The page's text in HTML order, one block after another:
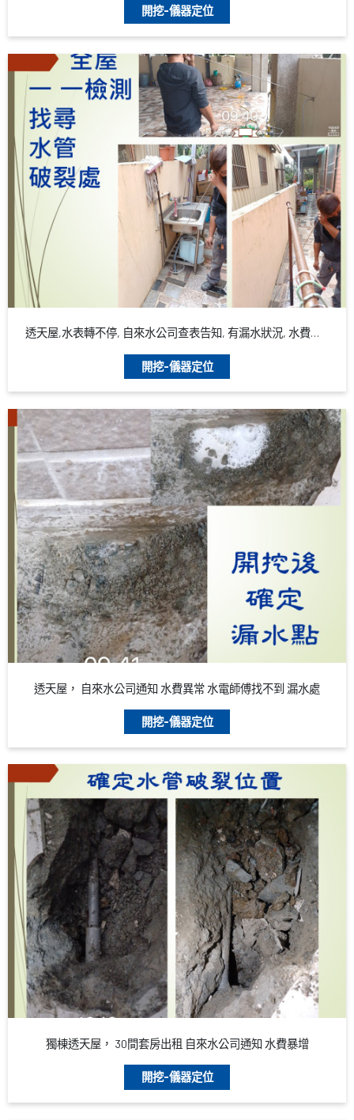
開挖-儀器定位
透天屋,水表轉不停, 自來水公司查表告知, 有漏水狀況, 水費可能逹7000左右
開挖-儀器定位
透天屋， 自來水公司通知 水費異常 水電師傅找不到 漏水處
開挖-儀器定位
獨棟透天屋， 30間套房出租 自來水公司通知 水費暴增
開挖-儀器定位